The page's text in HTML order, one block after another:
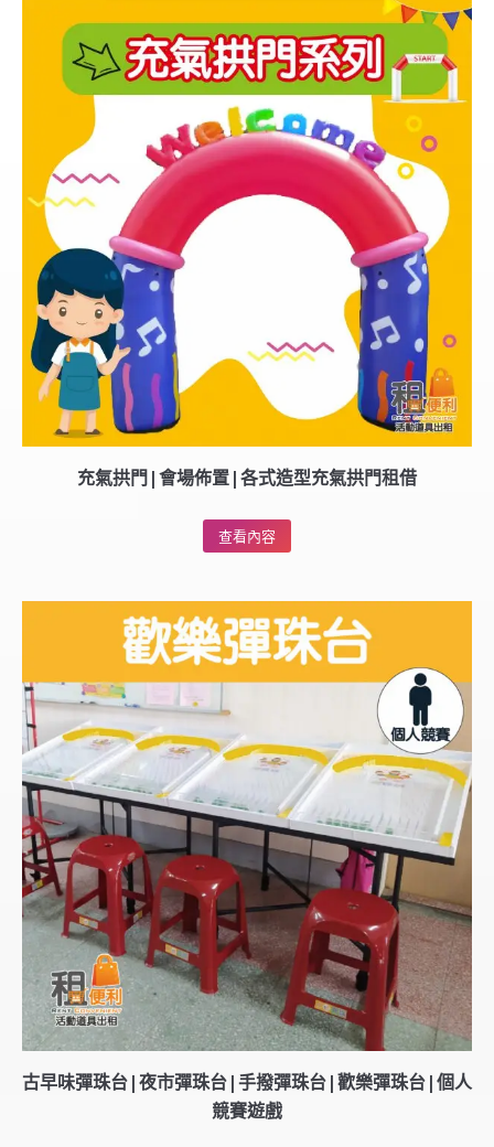
充氣拱門|會場佈置|各式造型充氣拱門租借
查看內容
古早味彈珠台|夜市彈珠台|手撥彈珠台|歡樂彈珠台|個人
競賽遊戲